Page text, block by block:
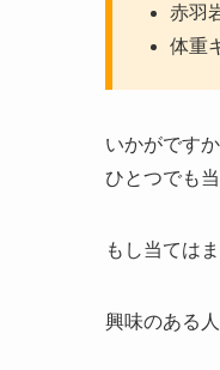
赤羽
体重
いかがです
ひとつでも
もし当ては
興味のある